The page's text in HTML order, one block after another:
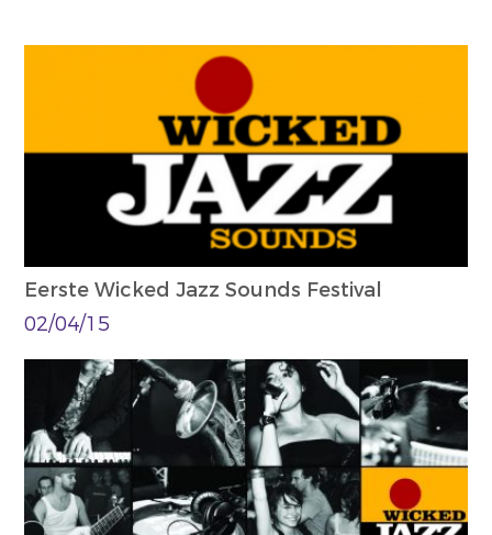
Eerste Wicked Jazz Sounds Festival
02/04/15